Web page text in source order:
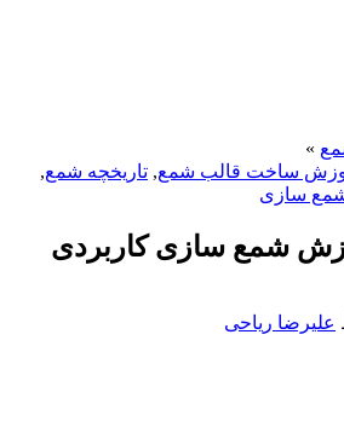
»
ساخت قالب شمع, تاریخچه شمع,
سازی
علیرضا ریاحی